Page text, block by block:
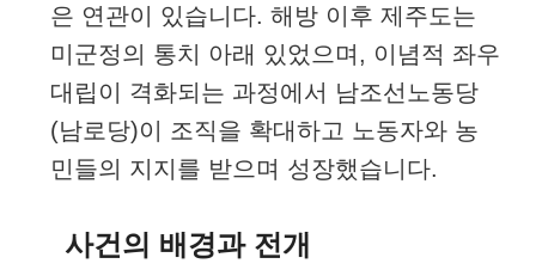
은 연관이 있습니다. 해방 이후 제주도는
미군정의 통치 아래 있었으며, 이념적 좌우
대립이 격화되는 과정에서 남조선노동당
(남로당)이 조직을 확대하고 노동자와 농
민들의 지지를 받으며 성장했습니다.
사건의 배경과 전개